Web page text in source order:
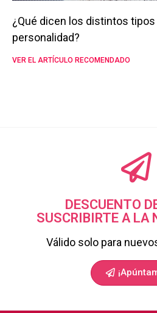
¿Qué dicen los distintos
personalidad?
VER EL ARTÍCULO RECOMENDADO
DESCUENTO
SUSCRIBIRTE A LA
Válido solo para